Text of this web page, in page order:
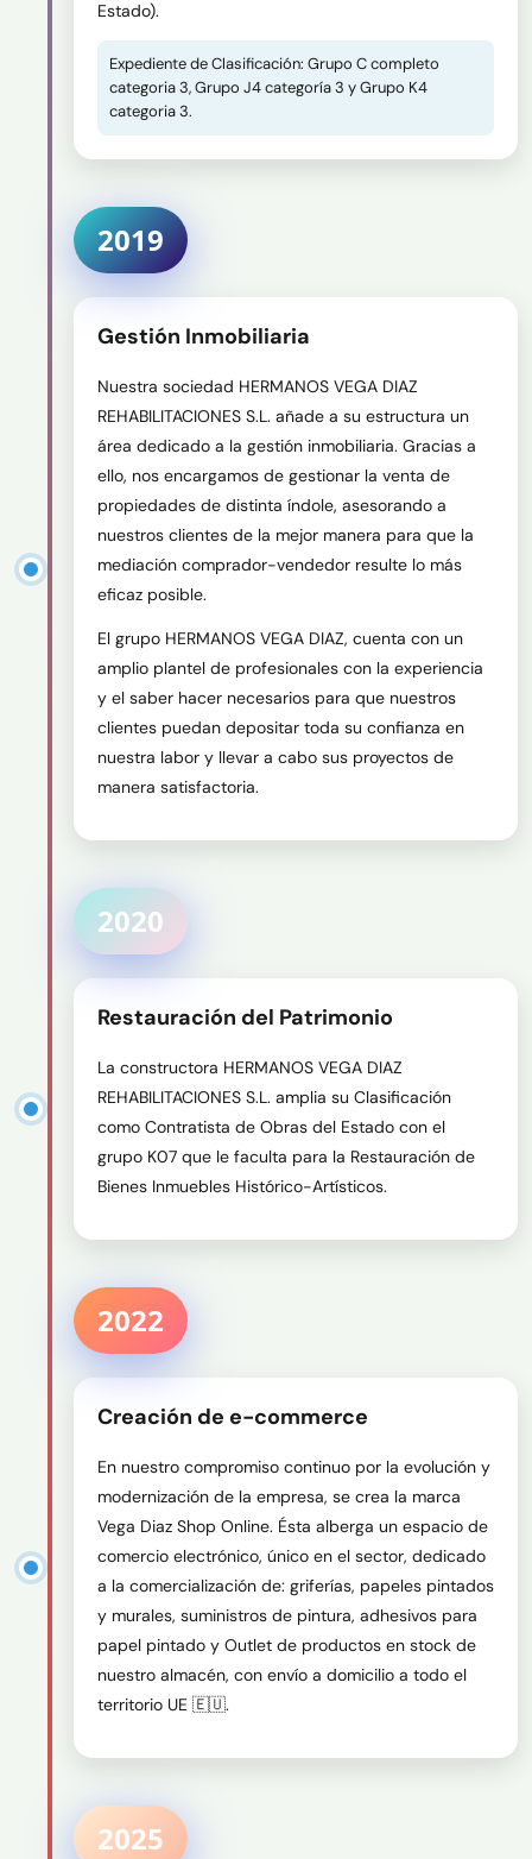
Estado).
Expediente de Clasificación: Grupo C completo
categoria 3, Grupo J4 categoría 3 y Grupo K4
categoria 3.
2019
Gestión Inmobiliaria
Nuestra sociedad HERMANOS VEGA DIAZ
REHABILITACIONES S.L. añade a su estructura un
área dedicado a la gestión inmobiliaria. Gracias a
ello, nos encargamos de gestionar la venta de
propiedades de distinta índole, asesorando a
nuestros clientes de la mejor manera para que la
mediación comprador-vendedor resulte lo más
eficaz posible.
El grupo HERMANOS VEGA DIAZ, cuenta con un
amplio plantel de profesionales con la experiencia
y el saber hacer necesarios para que nuestros
clientes puedan depositar toda su confianza en
nuestra labor y llevar a cabo sus proyectos de
manera satisfactoria.
2020
Restauración del Patrimonio
La constructora HERMANOS VEGA DIAZ
REHABILITACIONES S.L. amplia su Clasificación
como Contratista de Obras del Estado con el
grupo K07 que le faculta para la Restauración de
Bienes Inmuebles Histórico-Artísticos.
2022
Creación de e-commerce
En nuestro compromiso continuo por la evolución y
modernización de la empresa, se crea la marca
Vega Diaz Shop Online. Ésta alberga un espacio de
comercio electrónico, único en el sector, dedicado
a la comercialización de: griferías, papeles pintados
y murales, suministros de pintura, adhesivos para
papel pintado y Outlet de productos en stock de
nuestro almacén, con envío a domicilio a todo el
territorio UE 🇪🇺.
2025